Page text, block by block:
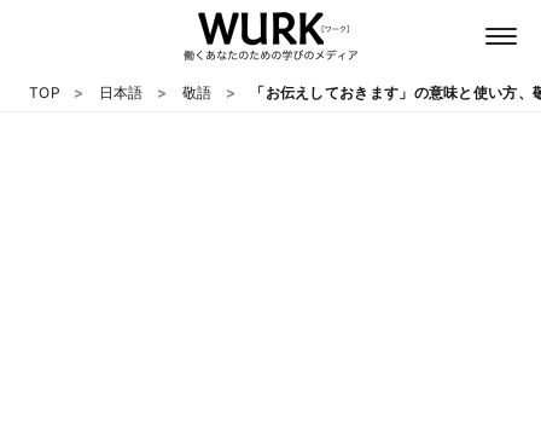
TOP 日本語 敬語 「お伝えしておきます」の意味と使い方